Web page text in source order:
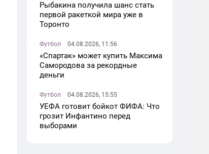
Рыбакина получила шанс стать
первой ракеткой мира уже в
Торонто
Футбол 04.08.2026, 11:56
«Спартак» может купить Максима
Самородова за рекордные
деньги
Футбол 04.08.2026, 15:55
УЕФА готовит бойкот ФИФА: Что
грозит Инфантино перед
выборами